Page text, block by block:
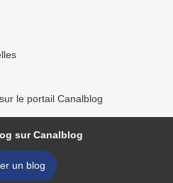
le portail Canalblog
sur Canalblog
un blog